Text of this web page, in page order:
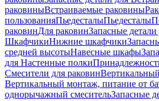
раковиныВстраиваемые раковины
пользованияПьедесталыПьедесталы
раковинДля раковинЗапасные
ШкафчикиНижние шкафчики
средней высотыНавесные шкафы
для Настенные полки
Смесители для раковин
Вертикальный монтаж, питание от
однорычажный смесительЗапасные